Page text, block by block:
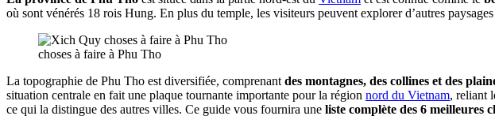
où sont vénérés 18 rois Hung. En plus du temple, les visiteurs peuvent explorer d’autres
choses à faire à Phu Tho
La topographie de Phu Tho est diversifiée, comprenant des montagnes, des collines et des
situation centrale en fait une plaque tournante importante pour la région nord du Vietnam, reliant
ce qui la distingue des autres villes. Ce guide vous fournira une liste complète des 6 meilleures